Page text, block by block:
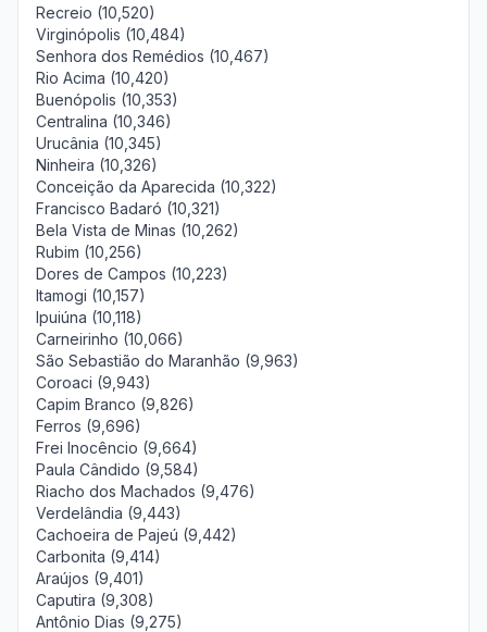
Recreio (10,520)
Virginópolis (10,484)
Senhora dos Remédios (10,467)
Rio Acima (10,420)
Buenópolis (10,353)
Centralina (10,346)
Urucânia (10,345)
Ninheira (10,326)
Conceição da Aparecida (10,322)
Francisco Badaró (10,321)
Bela Vista de Minas (10,262)
Rubim (10,256)
Dores de Campos (10,223)
Itamogi (10,157)
Ipuiúna (10,118)
Carneirinho (10,066)
São Sebastião do Maranhão (9,963)
Coroaci (9,943)
Capim Branco (9,826)
Ferros (9,696)
Frei Inocêncio (9,664)
Paula Cândido (9,584)
Riacho dos Machados (9,476)
Verdelândia (9,443)
Cachoeira de Pajeú (9,442)
Carbonita (9,414)
Araújos (9,401)
Caputira (9,308)
Antônio Dias (9,275)